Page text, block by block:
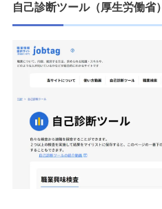
自己診断ツール（厚生労働省）